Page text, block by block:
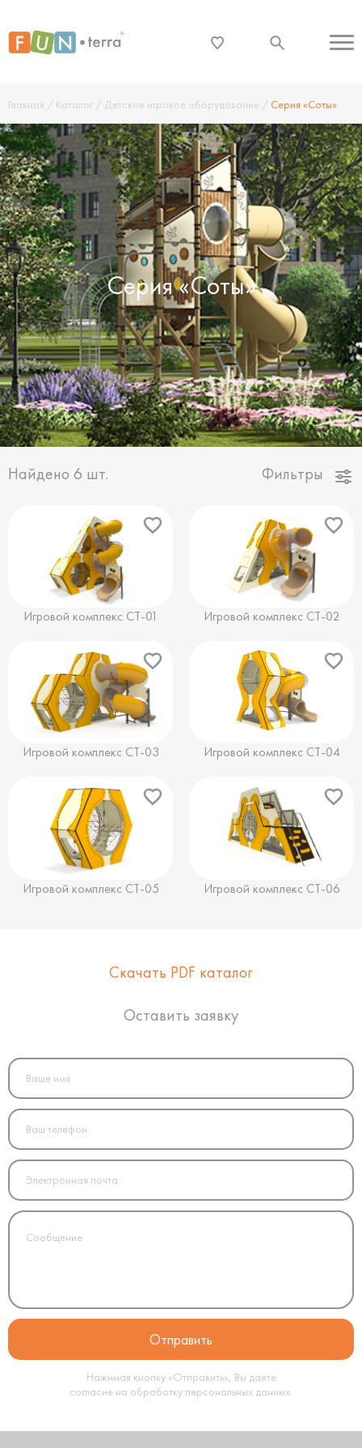
Главная / Каталог / Детское игровое оборудование / Серия «Соты»
Серия «Соты»
Фильтры
Найдено 6 шт.
Игровой комплекс СТ-01 Игровой комплекс СТ-02
Игровой комплекс СТ-03 Игровой комплекс СТ-04
Игровой комплекс СТ-05 Игровой комплекс СТ-06
Скачать PDF каталог
Оставить заявку
Нажимая кнопку «Отправить», Вы даете
согласие на обработку персональных данных